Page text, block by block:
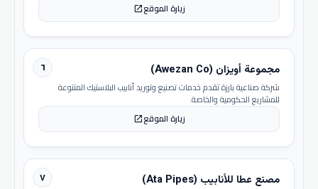
زيارة الموقعopen_in_new
٦ مجموعة أويزان (Awezan Co)
شركة صناعية بارزة تقدم خدمات تصنيع وتوريد أنابيب البلاستيك المتنوعة
للمشاريع الحكومية والخاصة.
زيارة الموقعopen_in_new
٧ مصنع عطا للأنابيب (Ata Pipes)